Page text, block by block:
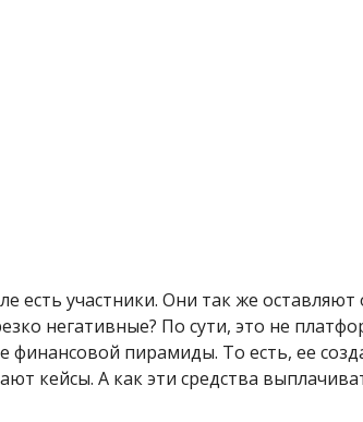
есть участники. Они так же
негативные? По сути, это не
пирамиды. То есть, ее
кейсы. А как эти средства